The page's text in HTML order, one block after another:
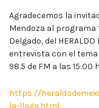
Agradecemos la
Mendoza al programa
Delgado, del
entrevista con el tema
98.5 de FM a las 15:00
https://
la-llaga.html